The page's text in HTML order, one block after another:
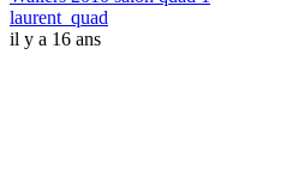
laurent_quad
il y a 16 ans